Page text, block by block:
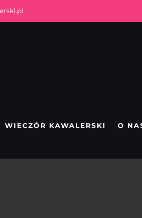
WIECZÓR KAWALERSKI O